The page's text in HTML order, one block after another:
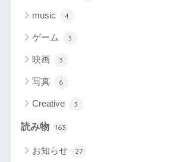
music 4
ゲーム 3
映画 3
写真 6
Creative 3
読み物 163
お知らせ 27